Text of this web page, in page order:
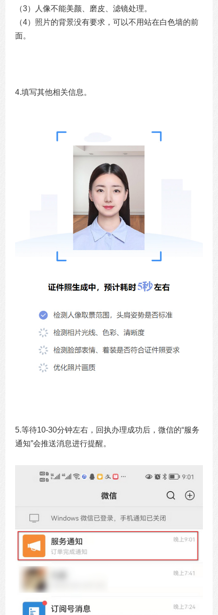
（3）人像不能美颜、磨皮、滤镜处理。
（4）照片的背景没有要求，可以不用站在白色墙的前
面。
4.填写其他相关信息。
5.等待10-30分钟左右，回执办理成功后，微信的“服务
通知”会推送消息进行提醒。